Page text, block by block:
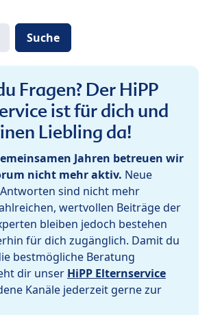
Fragen? Der HiPP
ist für dich und
Liebling da!
Jahren betreuen wir
nicht mehr aktiv. Neue
sind nicht mehr
wertvollen Beiträge der
bleiben jedoch bestehen
für dich zugänglich. Damit du
bestmögliche Beratung
dir unser HiPP Elternservice
Kanäle jederzeit gerne zur